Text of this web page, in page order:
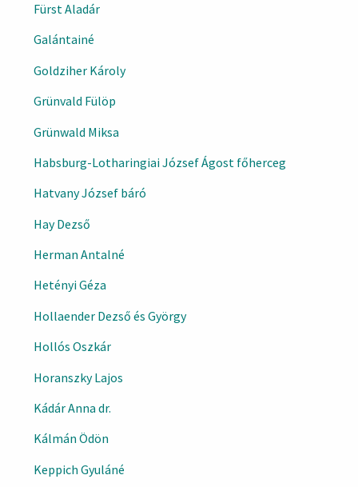
Fürst Aladár
Galántainé
Goldziher Károly
Grünvald Fülöp
Grünwald Miksa
Habsburg-Lotharingiai József Ágost főherceg
Hatvany József báró
Hay Dezső
Herman Antalné
Hetényi Géza
Hollaender Dezső és György
Hollós Oszkár
Horanszky Lajos
Kádár Anna dr.
Kálmán Ödön
Keppich Gyuláné